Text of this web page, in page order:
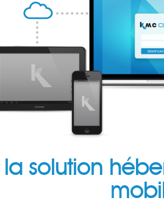
la solution